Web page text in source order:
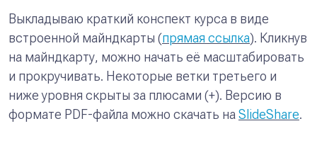
Выкладываю краткий конспект курса в виде
встроенной майндкарты (прямая ссылка). Кликнув
на майндкарту, можно начать её масштабировать
и прокручивать. Некоторые ветки третьего и
ниже уровня скрыты за плюсами (+). Версию в
формате PDF-файла можно скачать на SlideShare.